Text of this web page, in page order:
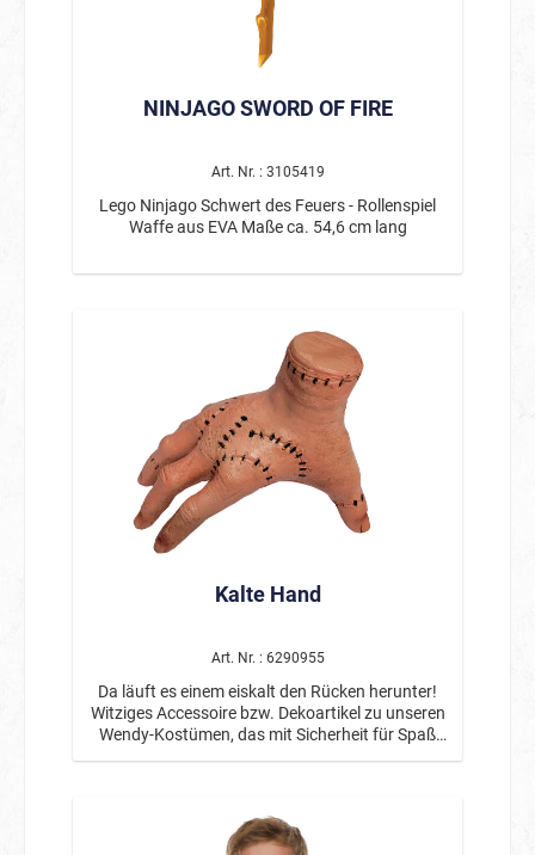
NINJAGO SWORD OF FIRE
Art. Nr. : 3105419
Lego Ninjago Schwert des Feuers - Rollenspiel
Waffe aus EVA Maße ca. 54,6 cm lang
Kalte Hand
Art. Nr. : 6290955
Da läuft es einem eiskalt den Rücken herunter!
Witziges Accessoire bzw. Dekoartikel zu unseren
Wendy-Kostümen, das mit Sicherheit für Spaß
Erwachsenenhand. An Fingern und Hand sind
diverse Narben angedeutet.